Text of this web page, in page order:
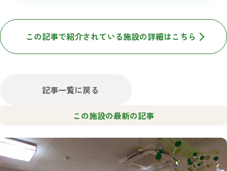
この記事で紹介されている施設の詳細はこちら
記事一覧に戻る
この施設の最新の記事